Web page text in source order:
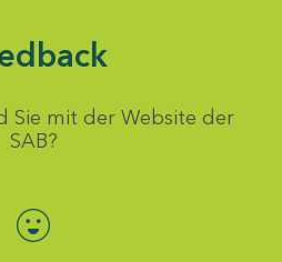
Sie mit der Website der
SAB?
Bewertung auswählen